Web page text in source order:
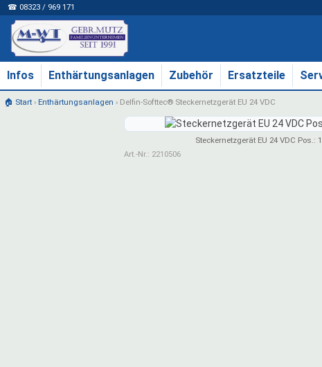
☎ 08323 / 969 171
Infos Enthärtungsanlagen Zubehör Ersatzteile
🏠 Start› Enthärtungsanlagen › Delfin-Softtec® Steckernetzgerät EU 24 VDC
Steckernetzgerät EU 24 VDC Pos.:
Art.-Nr.: 2210506